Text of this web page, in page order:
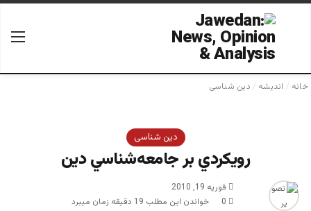
جستجو برای
خانه / اندیشه / دین شناسی
دین شناسی
رويكردي بر جامعه‌شناسي دين
فوریه 19, 2010
0
خواندن این مطلب 19 دقیقه زمان میبرد